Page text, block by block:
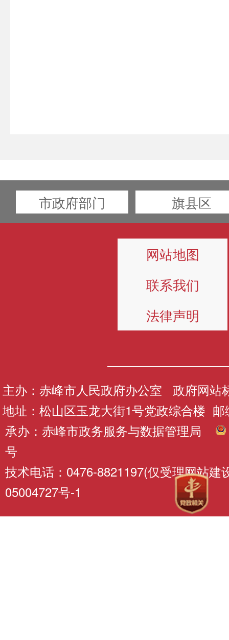
市政府部门 旗县区
网站地图
联系我们
法律声明
主办：赤峰市人民政府办公室 政府网站
地址：松山区玉龙大街1号党政综合楼 邮
承办：赤峰市政务服务与数据管理局
号
技术电话：0476-8821197(仅受理网站建
05004727号-1